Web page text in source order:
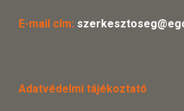
E-mail cím:
Adatvédelmi tájékoztató